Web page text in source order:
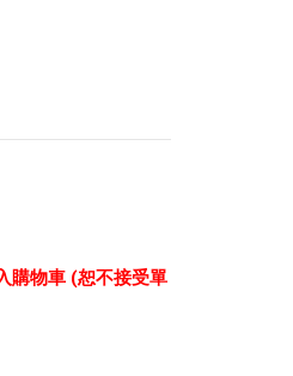
購物車 (恕不接受單